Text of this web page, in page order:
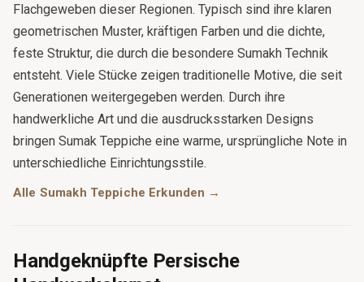
Flachgeweben dieser Regionen. Typisch sind ihre klaren
geometrischen Muster, kräftigen Farben und die dichte,
feste Struktur, die durch die besondere Sumakh Technik
entsteht. Viele Stücke zeigen traditionelle Motive, die seit
Generationen weitergegeben werden. Durch ihre
handwerkliche Art und die ausdrucksstarken Designs
bringen Sumak Teppiche eine warme, ursprüngliche Note in
unterschiedliche Einrichtungsstile.
Alle Sumakh Teppiche Erkunden →
Handgeknüpfte Persische